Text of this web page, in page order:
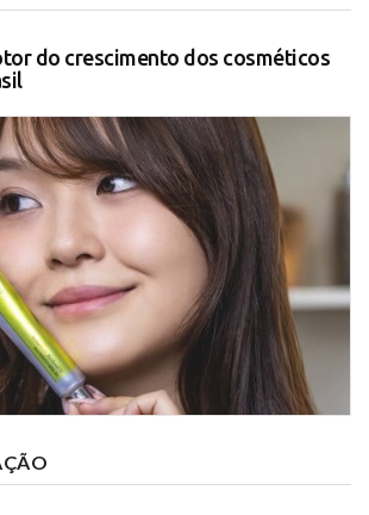
do crescimento dos cosméticos